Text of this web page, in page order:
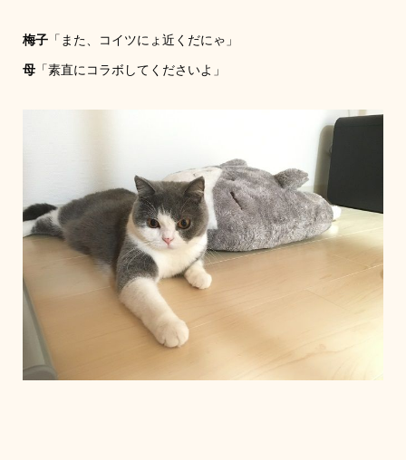
梅子「また、コイツにょ近くだにゃ」
母「素直にコラボしてくださいよ」